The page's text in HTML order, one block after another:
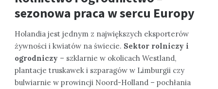
sezonowa praca w sercu Europy
Holandia jest jednym z największych eksporterów
żywności i kwiatów na świecie. Sektor rolniczy i
ogrodniczy – szklarnie w okolicach Westland,
plantacje truskawek i szparagów w Limburgii czy
bulwiarnie w prowincji Noord-Holland – pochłania